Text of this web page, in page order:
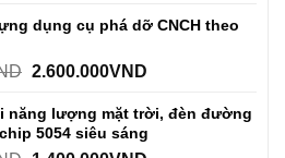
dụng cụ phá dỡ CNCH theo
2.600.000VND
năng lượng mặt trời, đèn đường
5054 siêu sáng